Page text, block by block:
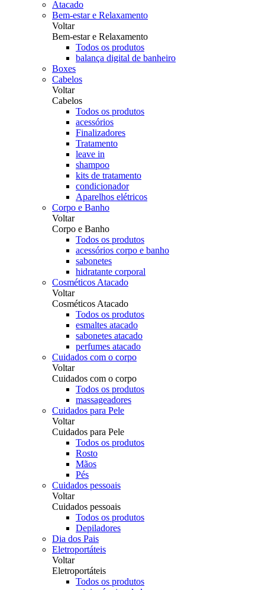
Atacado
Bem-estar e Relaxamento
Voltar
Bem-estar e Relaxamento
Todos os produtos
balança digital de banheiro
Boxes
Cabelos
Voltar
Cabelos
Todos os produtos
acessórios
Finalizadores
Tratamento
leave in
shampoo
kits de tratamento
condicionador
Aparelhos elétricos
Corpo e Banho
Voltar
Corpo e Banho
Todos os produtos
acessórios corpo e banho
sabonetes
hidratante corporal
Cosméticos Atacado
Voltar
Cosméticos Atacado
Todos os produtos
esmaltes atacado
sabonetes atacado
perfumes atacado
Cuidados com o corpo
Voltar
Cuidados com o corpo
Todos os produtos
massageadores
Cuidados para Pele
Voltar
Cuidados para Pele
Todos os produtos
Rosto
Mãos
Pés
Cuidados pessoais
Voltar
Cuidados pessoais
Todos os produtos
Depiladores
Dia dos Pais
Eletroportáteis
Voltar
Eletroportáteis
Todos os produtos